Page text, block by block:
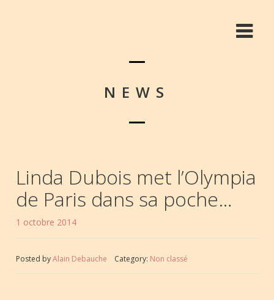
NEWS
Linda Dubois met l’Olympia
de Paris dans sa poche…
1 octobre 2014
Posted byAlain Debauche Category: Non classé